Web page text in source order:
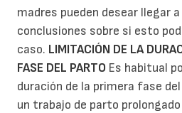
madres pueden desear llegar
conclusiones sobre si esto
caso. LIMITACIÓN DE LA
FASE DEL PARTO Es habitual
duración de la primera fase
un trabajo de parto